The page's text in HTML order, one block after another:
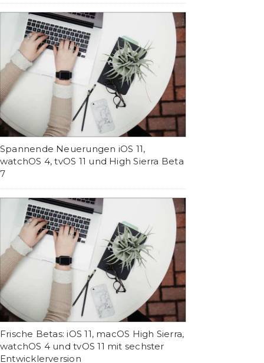
Spannende Neuerungen iOS 11,
watchOS 4, tvOS 11 und High Sierra Beta
7
Frische Betas: iOS 11, macOS High Sierra,
watchOS 4 und tvOS 11 mit sechster
Entwicklerversion